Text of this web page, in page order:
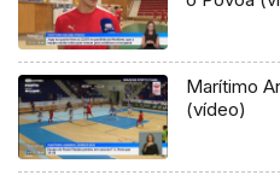
Marítimo
(vídeo)